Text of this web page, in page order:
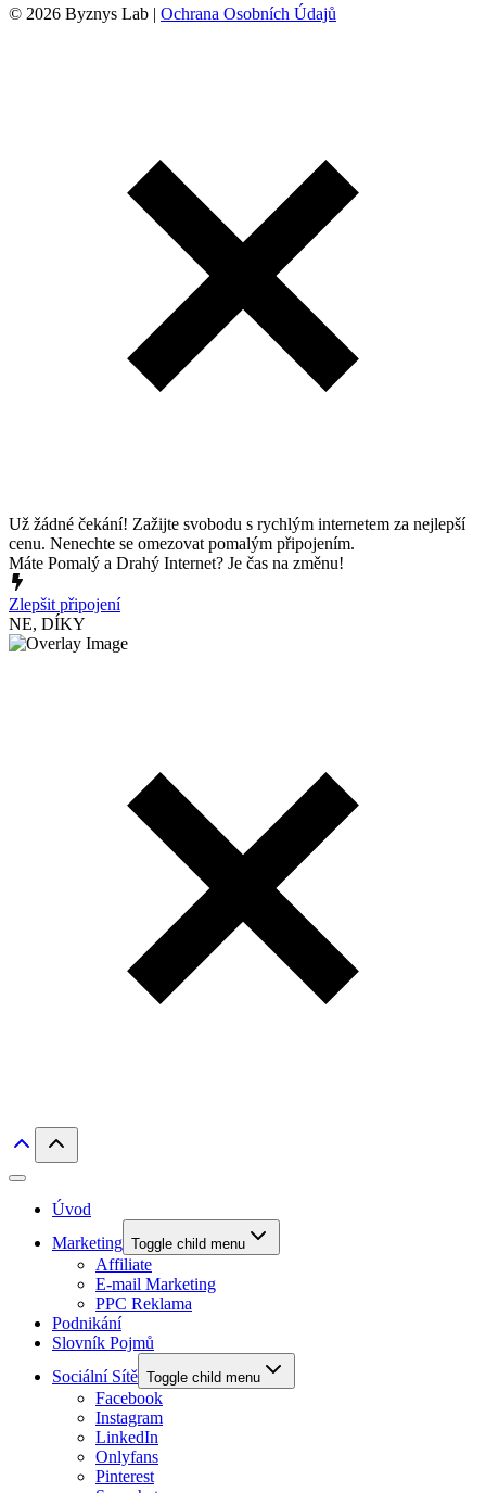
© 2026 Byznys Lab | Ochrana Osobních Údajů
Už žádné čekání! Zažijte svobodu s rychlým internetem za nejlepší
cenu. Nenechte se omezovat pomalým připojením.
Máte Pomalý a Drahý Internet? Je čas na změnu!
Zlepšit připojení
NE, DÍKY
Úvod
Marketing Toggle child menu
Affiliate
E-mail Marketing
PPC Reklama
Podnikání
Slovník Pojmů
Sociální Sítě Toggle child menu
Facebook
Instagram
LinkedIn
Onlyfans
Pinterest